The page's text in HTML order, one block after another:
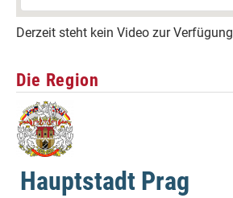
Derzeit steht kein Video zur Verfügung
Die Region
Hauptstadt Prag